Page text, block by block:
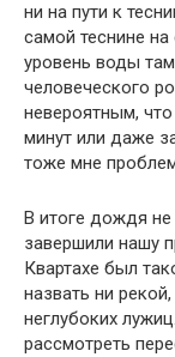
ни на пути к
самой теснине
уровень воды
человеческого
невероятным,
минут или даже
тоже мне
В итоге дождя
завершили нашу
Квартахе был
назвать ни
неглубоких
рассмотреть